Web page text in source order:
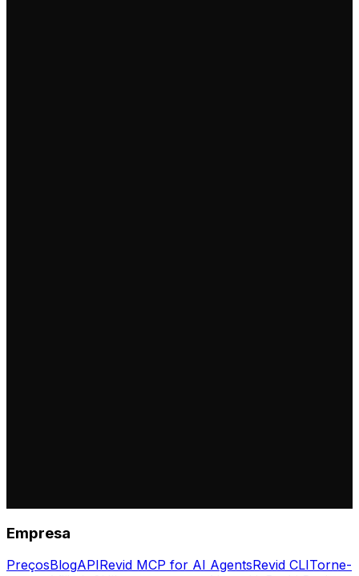
Empresa
PreçosBlogAPIRevid MCP for AI AgentsRevid CLITorne-